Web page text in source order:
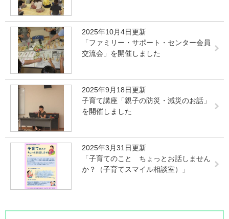
2025年10月4日更新
「ファミリー・サポート・センター会員
交流会」を開催しました
2025年9月18日更新
子育て講座「親子の防災・減災のお話」
を開催しました
2025年3月31日更新
「子育てのこと ちょっとお話しません
か？（子育てスマイル相談室）」